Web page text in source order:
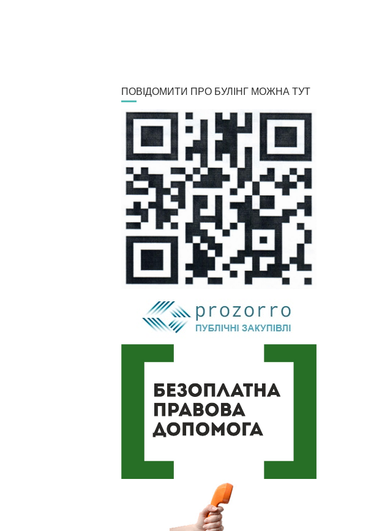
ПОВІДОМИТИ ПРО БУЛІНГ МОЖНА ТУТ